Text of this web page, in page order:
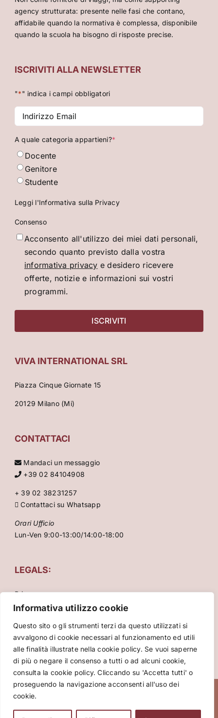
Informativa utilizzo cookie
Questo sito o gli strumenti terzi da questo utilizzati si
avvalgono di cookie necessari al funzionamento ed utili
alle finalità illustrate nella cookie policy. Se vuoi saperne
di più o negare il consenso a tutti o ad alcuni cookie,
consulta la cookie policy. Cliccando su 'Accetta tutti' o
proseguendo la navigazione acconsenti all'uso dei
cookie.
agency strutturata: presente nelle fasi che contano,
affidabile quando la normativa è complessa, disponibile
quando la scuola ha bisogno di risposte precise.
ISCRIVITI ALLA NEWSLETTER
"*" indica i campi obbligatori
Indirizzo
Email*
A quale categoria appartieni?*
Docente
Genitore
Studente
Leggi l'Informativa sulla Privacy
Consenso
Acconsento all'utilizzo dei miei dati personali,
secondo quanto previsto dalla vostra
informativa privacy e desidero ricevere
offerte, notizie e informazioni sui vostri
programmi.
VIVA INTERNATIONAL SRL
Piazza Cinque Giornate 15
20129 Milano (Mi)
CONTATTACI
Mandaci un messaggio
+39 02 84104908
+ 39 02 38231257
Contattaci su Whatsapp
Orari Ufficio
Lun-Ven 9:00-13:00/14:00-18:00
LEGALS:
Privacy
Condizioni Generali
Copyright 2026 VIVA International srl – P.za Cinque
Tour operator licenza n° 545689/2017 - Certificazione di